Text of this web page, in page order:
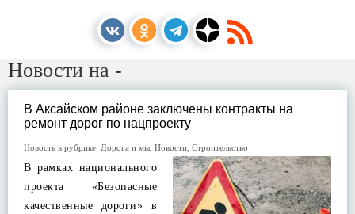
Новости на -
В Аксайском районе заключены контракты на
ремонт дорог по нацпроекту
Новость в рубрике: Дорога и мы Новости Строительство
В рамках национального
проекта «Безопасные
качественные дороги» в